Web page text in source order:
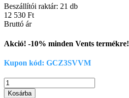
Beszállítói raktár: 21 db
12 530 Ft
Bruttó ár
Akció! -10% minden Vents termékre!
Kupon kód: GCZ3SVVM
Kosárba